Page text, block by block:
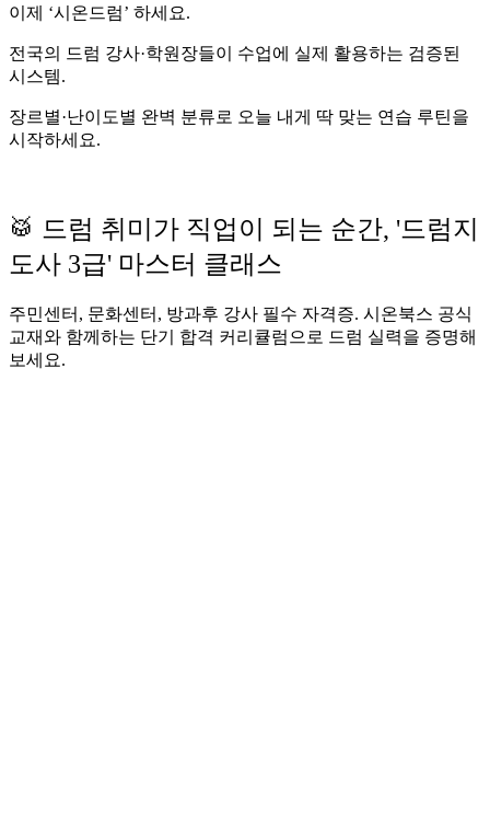
이제 ‘시온드럼’ 하세요.
전국의 드럼 강사·학원장들이 수업에 실제 활용하는 검증된
시스템.
장르별·난이도별 완벽 분류로 오늘 내게 딱 맞는 연습 루틴을
시작하세요.
🥁 드럼 취미가 직업이 되는 순간, '드럼지
도사 3급' 마스터 클래스
주민센터, 문화센터, 방과후 강사 필수 자격증. 시온북스 공식
교재와 함께하는 단기 합격 커리큘럼으로 드럼 실력을 증명해
보세요.